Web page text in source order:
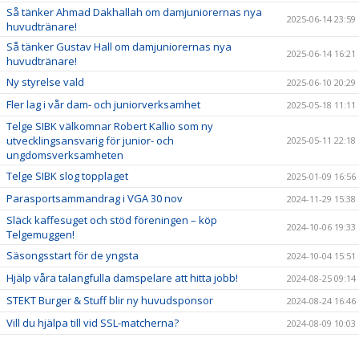
Så tänker Ahmad Dakhallah om damjuniorernas nya
huvudtränare!
2025-06-14 23:59
Så tänker Gustav Hall om damjuniorernas nya
huvudtränare!
2025-06-14 16:21
Ny styrelse vald 2025-06-10 20:29
Fler lag i vår dam- och juniorverksamhet 2025-05-18 11:11
Telge SIBK välkomnar Robert Kallio som ny
utvecklingsansvarig för junior- och
ungdomsverksamheten
2025-05-11 22:18
Telge SIBK slog topplaget 2025-01-09 16:56
Parasportsammandrag i VGA 30 nov 2024-11-29 15:38
Släck kaffesuget och stöd föreningen – köp
Telgemuggen!
2024-10-06 19:33
Säsongsstart för de yngsta 2024-10-04 15:51
Hjälp våra talangfulla damspelare att hitta jobb! 2024-08-25 09:14
STEKT Burger & Stuff blir ny huvudsponsor 2024-08-24 16:46
Vill du hjälpa till vid SSL-matcherna? 2024-08-09 10:03